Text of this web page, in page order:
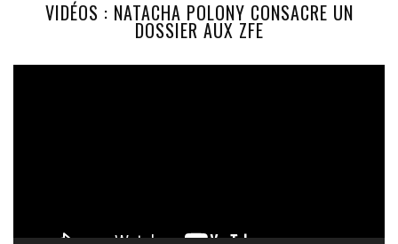
VIDÉOS : NATACHA POLONY CONSACRE UN
DOSSIER AUX ZFE